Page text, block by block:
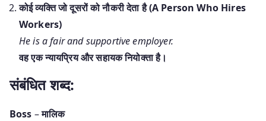
कोई व्यक्ति जो दूसरों को नौकरी देता है (A Person Who Hires
Workers)
He is a fair and supportive employer.
वह एक न्यायप्रिय और सहायक नियोक्ता है।
संबंधित शब्द:
Boss –मालिक